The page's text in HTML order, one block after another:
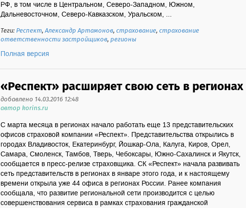
РФ, в том числе в Центральном, Северо-Западном, Южном,
Дальневосточном, Северо-Кавказском, Уральском, ...
Теги:Респект,Александр Артамонов,страхование,страхование
ответственности застройщиков,регионы
Полная версия
«Респект» расширяет свою сеть в регионах
добавлено 14.03.2016 12:48
автор korins.ru
С марта месяца в регионах начало работать еще 13 представительских
офисов страховой компании «Респект». Представительства открылись в
городах Владивосток, Екатеринбург, Йошкар-Ола, Калуга, Киров, Орел,
Самара, Смоленск, Тамбов, Тверь, Чебоксары, Южно-Сахалинск и Якутск,
сообщается в пресс-релизе страховщика. СК «Респект» начала развивать
сеть представительств в регионах в январе этого года, и к настоящему
времени открыла уже 44 офиса в регионах России. Ранее компания
сообщала, что развитие региональной сети производится с целью
совершенствования сервиса в рамках страхования гражданской